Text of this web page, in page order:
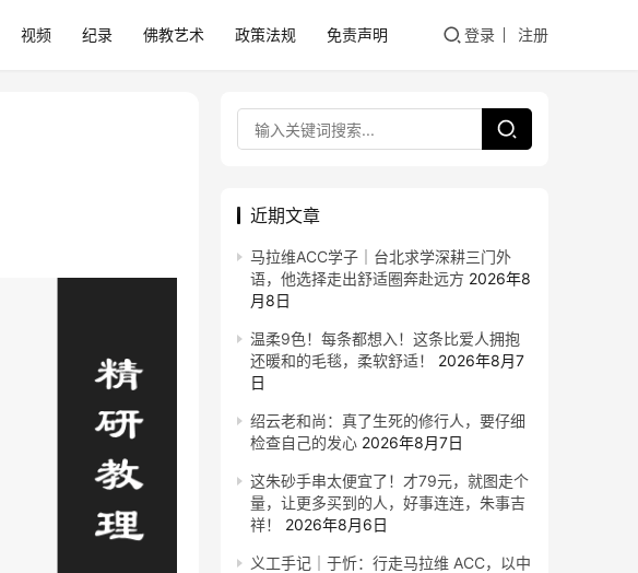
视频 纪录 佛教艺术 政策法规 免责声明 登录 注册
近期文章
马拉维ACC学子｜台北求学深耕三门外
语，他选择走出舒适圈奔赴远方 2026年8
月8日
温柔9色！每条都想入！这条比爱人拥抱
还暖和的毛毯，柔软舒适！
2026年8月7
日
绍云老和尚：真了生死的修行人，要仔细
检查自己的发心 2026年8月7日
这朱砂手串太便宜了！才79元，就图走个
量，让更多买到的人，好事连连，朱事吉
祥！
2026年8月6日
义工手记｜于忻：行走马拉维 ACC，以中